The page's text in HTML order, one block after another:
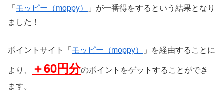
「モッピー（moppy）
」が一番得をするという結果となり
ました！
ポイントサイト「モッピー（moppy）
」を経由することに
より、
＋60円分のポイントをゲットすることができ
ます。